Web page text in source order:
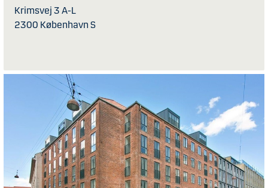
Krimsvej 3 A-L
2300 København S